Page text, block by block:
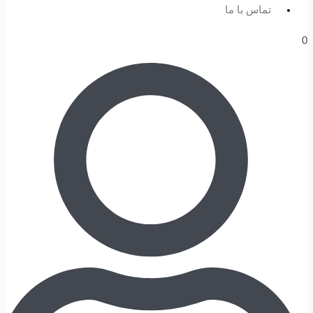
تماس با ما